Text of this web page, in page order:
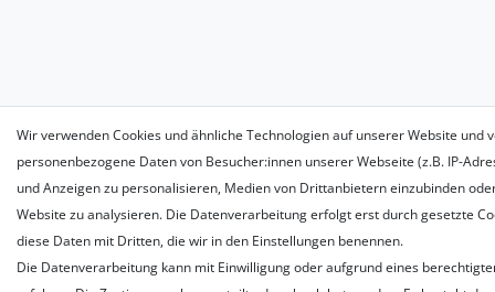
Wir verwenden Cookies und ähnliche Technologien auf unserer Website und
personenbezogene Daten von Besucher:innen unserer Webseite (z.B. IP-
und Anzeigen zu personalisieren, Medien von Drittanbietern einzubinden
Website zu analysieren. Die Datenverarbeitung erfolgt erst durch gesetzte
diese Daten mit Dritten, die wir in den Einstellungen benennen.
Die Datenverarbeitung kann mit Einwilligung oder aufgrund eines